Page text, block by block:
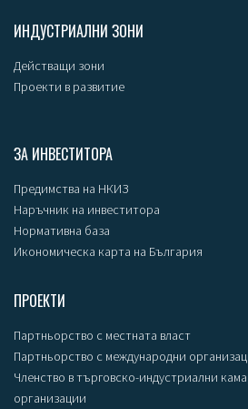
ИНДУСТРИАЛНИ ЗОНИ
Действащи зони
Проекти в развитие
ЗА ИНВЕСТИТОРА
Предимства на НКИЗ
Наръчник на инвеститора
Нормативна база
Икономическа карта на България
ПРОЕКТИ
Партньорство с местната власт
Партньорство с международни
Членство в търговско-индустриални
организации